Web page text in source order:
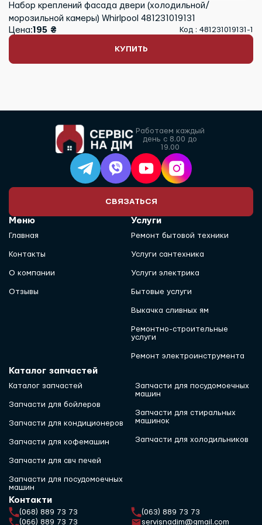
Набор креплений фасада двери (холодильной/
морозильной камеры) Whirlpool 481231019131
Цена:195 ₴ Код : 481231019131-1
КУПИТЬ
Работаем каждый
день с 8.00 до
19.00
СВЯЗАТЬСЯ
Меню
Главная
Контакты
О компании
Отзывы
Услуги
Ремонт бытовой техники
Услуги сантехника
Услуги электрика
Бытовые услуги
Выкачка сливных ям
Ремонтно-строительные
услуги
Ремонт электроинструмента
Каталог запчастей
Каталог запчастей
Запчасти для бойлеров
Запчасти для кондиционеров
Запчасти для кофемашин
Запчасти для свч печей
Запчасти для посудомоечных
машин
Запчасти для посудомоечных
машин
Запчасти для стиральных
машинок
Запчасти для холодильников
Контакти
(068) 889 73 73
(063) 889 73 73
(066) 889 73 73
servisnadim@gmail.com